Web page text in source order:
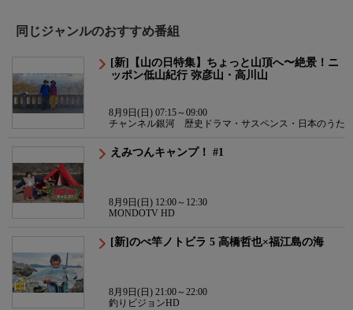
同じジャンルのおすすめ番組
[新]【山の日特集】ちょっと山頂へ〜絶景！ニ
ッポン低山紀行 弥彦山・高川山
8月9日(日) 07:15～09:00
チャンネル銀河 歴史ドラマ・サスペンス・日本のうた
えみつんキャンプ！ #1
8月9日(日) 12:00～12:30
MONDOTV HD
[新]のべ竿ノトビラ 5 高橋哲也×福江島の海
8月9日(日) 21:00～22:00
釣りビジョンHD